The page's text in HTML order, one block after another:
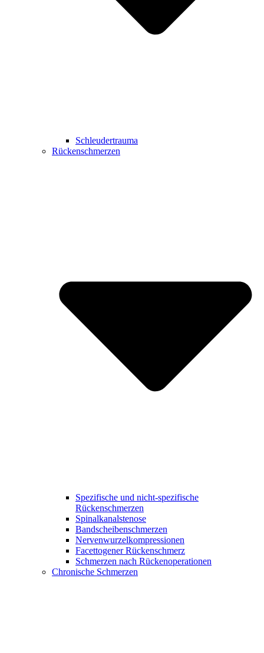
Schleudertrauma
Rückenschmerzen
Spezifische und nicht-spezifische
Rückenschmerzen
Spinalkanalstenose
Bandscheibenschmerzen
Nervenwurzelkompressionen
Facettogener Rückenschmerz
Schmerzen nach Rückenoperationen
Chronische Schmerzen